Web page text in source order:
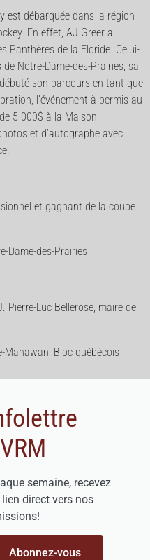
est débarquée dans la région
En effet, AJ Greer a
Panthères de la Floride. Celui-
Notre-Dame-des-Prairies, sa
son parcours en tant que
l’événement à permis au
5 000$ à la Maison
et d’autographe avec
et gagnant de la coupe
Dame-des-Prairies
Pierre-Luc Bellerose, maire de
Manawan, Bloc québécois
semaine, recevez
lien direct vers nos
Abonnez-vous